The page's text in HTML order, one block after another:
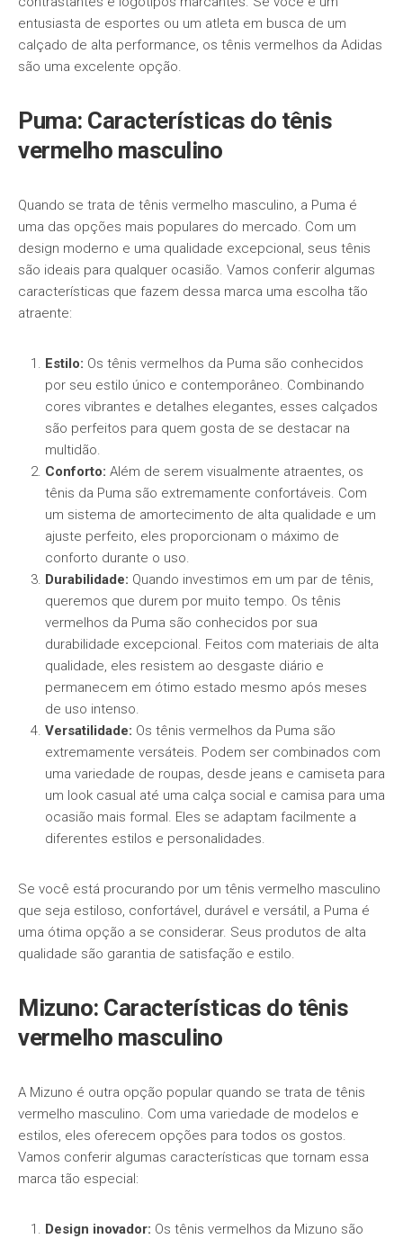
entusiasta de esportes ou um atleta em busca de um
calçado de alta performance, os tênis vermelhos da Adidas
são uma excelente opção.
Puma: Características do tênis
vermelho masculino
Quando se trata de tênis vermelho masculino, a Puma é
uma das opções mais populares do mercado. Com um
design moderno e uma qualidade excepcional, seus tênis
são ideais para qualquer ocasião. Vamos conferir algumas
características que fazem dessa marca uma escolha tão
atraente:
Estilo: Os tênis vermelhos da Puma são conhecidos
por seu estilo único e contemporâneo. Combinando
cores vibrantes e detalhes elegantes, esses calçados
são perfeitos para quem gosta de se destacar na
multidão.
Conforto: Além de serem visualmente atraentes, os
tênis da Puma são extremamente confortáveis. Com
um sistema de amortecimento de alta qualidade e um
ajuste perfeito, eles proporcionam o máximo de
conforto durante o uso.
Durabilidade: Quando investimos em um par de tênis,
queremos que durem por muito tempo. Os tênis
vermelhos da Puma são conhecidos por sua
durabilidade excepcional. Feitos com materiais de alta
qualidade, eles resistem ao desgaste diário e
permanecem em ótimo estado mesmo após meses
de uso intenso.
Versatilidade: Os tênis vermelhos da Puma são
extremamente versáteis. Podem ser combinados com
uma variedade de roupas, desde jeans e camiseta para
um look casual até uma calça social e camisa para uma
ocasião mais formal. Eles se adaptam facilmente a
diferentes estilos e personalidades.
Se você está procurando por um tênis vermelho masculino
que seja estiloso, confortável, durável e versátil, a Puma é
uma ótima opção a se considerar. Seus produtos de alta
qualidade são garantia de satisfação e estilo.
Mizuno: Características do tênis
vermelho masculino
A Mizuno é outra opção popular quando se trata de tênis
vermelho masculino. Com uma variedade de modelos e
estilos, eles oferecem opções para todos os gostos.
Vamos conferir algumas características que tornam essa
marca tão especial:
Design inovador: Os tênis vermelhos da Mizuno são